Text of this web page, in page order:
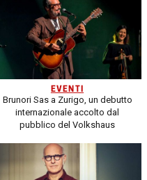
EVENTI
Brunori Sas a Zurigo, un debutto
internazionale accolto dal
pubblico del Volkshaus